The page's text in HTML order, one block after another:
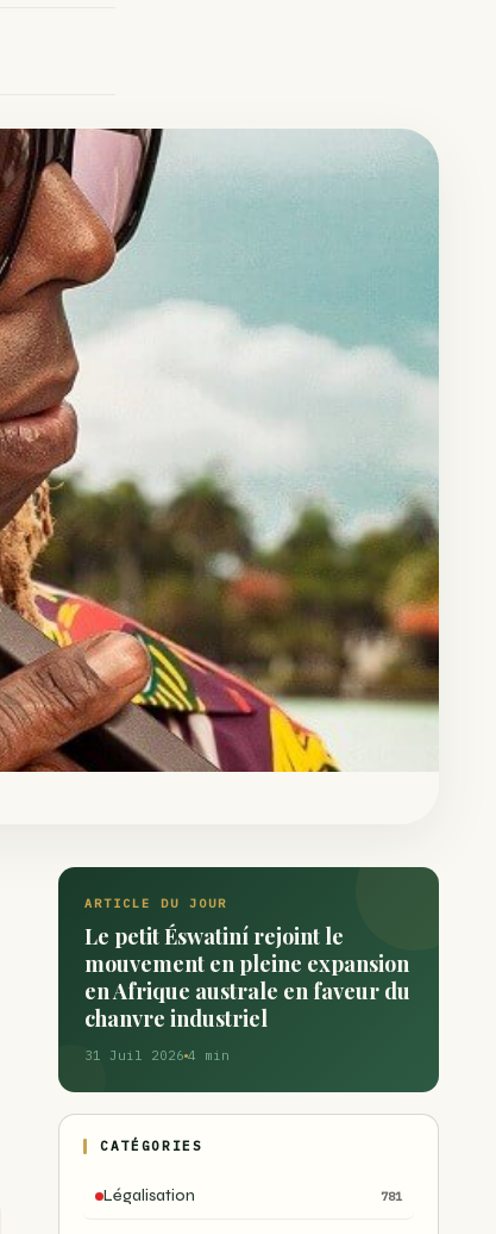
ARTICLE DU JOUR
Le petit Éswatiní rejoint le
mouvement en pleine expansion
en Afrique australe en faveur du
chanvre industriel
31 Juil 2026 4 min
CATÉGORIES
Légalisation 781